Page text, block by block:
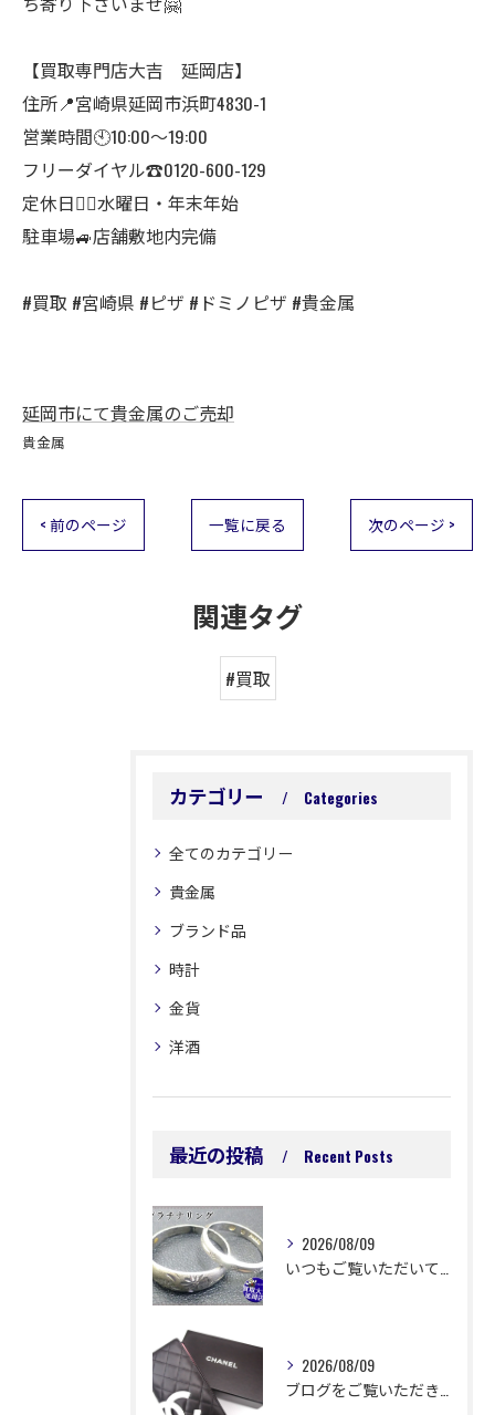
【買取専門店大吉 延岡店】
住所📍宮崎県延岡市浜町4830-1
営業時間🕙10:00～19:00
フリーダイヤル☎️0120-600-129
定休日🙇‍♂️水曜日・年末年始
駐車場🚙店舗敷地内完備
#買取 #宮崎県 #ピザ #ドミノピザ #貴金属
延岡市にて貴金属のご売却
貴金属
< 前のページ 一覧に戻る 次のページ >
関連タグ
#買取
カテゴリー Categories
全てのカテゴリー
貴金属
ブランド品
時計
金貨
洋酒
最近の投稿 Recent Posts
2026/08/09
2026/08/09